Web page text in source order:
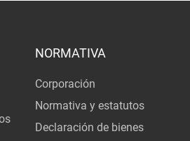
NORMATIVA
Corporación
Normativa y estatutos
Declaración de bienes